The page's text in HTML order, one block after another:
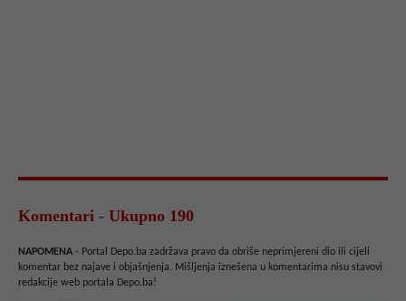
Komentari - Ukupno 190
NAPOMENA - Portal Depo.ba zadržava pravo da obriše neprimjereni dio ili cijeli
komentar bez najave i objašnjenja. Mišljenja iznešena u komentarima nisu stavovi
redakcije web portala Depo.ba!